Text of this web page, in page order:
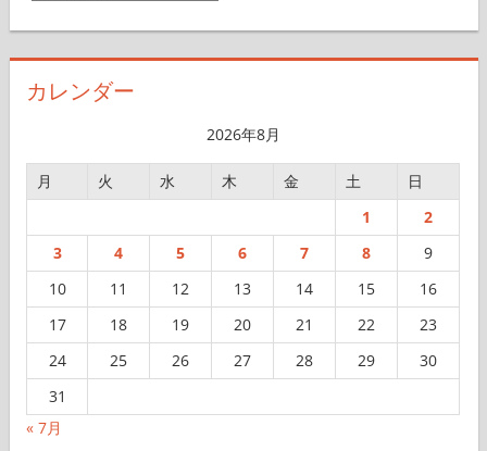
イ
カレンダー
2026年8月
月 火 水 木 金 土
日
1
2
3
4 5 6 7 8
9
10
11 12 13 14 15
16
17
18 19 20 21 22
23
24
25 26 27 28 29
30
31
« 7月